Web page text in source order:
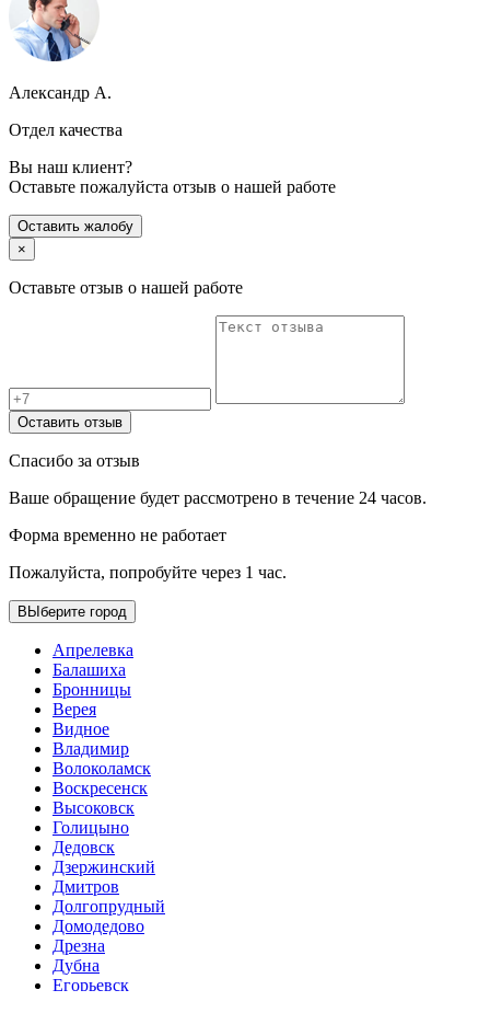
Александр А.
Отдел качества
Вы наш клиент?
Оставьте пожалуйста отзыв о нашей работе
Оставить жалобу
×
Оставьте отзыв о нашей работе
Оставить отзыв
Спасибо за отзыв
Ваше обращение будет рассмотрено в течение 24 часов.
Форма временно не работает
Пожалуйста, попробуйте через 1 час.
ВЫберите город
Апрелевка
Балашиха
Бронницы
Верея
Видное
Владимир
Волоколамск
Воскресенск
Высоковск
Голицыно
Дедовск
Дзержинский
Дмитров
Долгопрудный
Домодедово
Дрезна
Дубна
Егорьевск